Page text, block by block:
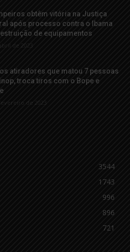
obtêm vitória na Justiça
após processo contra o Ibama
de equipamentos
de 2023
atiradores que matou 7 pessoas
troca tiros com o Bope e
de 2023
3544
1743
996
896
721